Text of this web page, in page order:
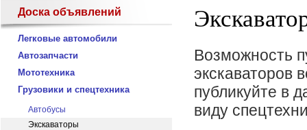
Доска объявлений
Легковые автомобили
Автозапчасти
Мототехника
Грузовики и спецтехника
Автобусы
Экскаваторы
Возможность
экскаваторов
публикуйте в
виду